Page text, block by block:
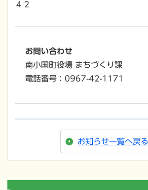
４２
お問い合わせ
南小国町役場 まちづくり課
電話番号：0967-42-1171
お知らせ一覧へ戻る